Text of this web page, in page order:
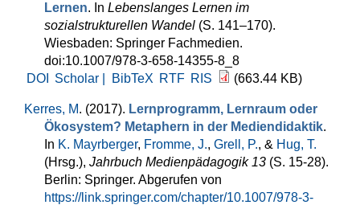
Lernen. In Lebenslanges Lernen im
sozialstrukturellen Wandel (S. 141–170).
Wiesbaden: Springer Fachmedien.
doi:10.1007/978-3-658-14355-8_8
DOI
Scholar | BibTeX RTF RIS (663.44 KB)
Kerres, M. (2017). Lernprogramm, Lernraum oder
Ökosystem? Metaphern in der Mediendidaktik.
In K. Mayrberger, Fromme, J., Grell, P., & Hug, T.
(Hrsg.), Jahrbuch Medienpädagogik 13 (S. 15-28).
Berlin: Springer. Abgerufen von
https://link.springer.com/chapter/10.1007/978-3-